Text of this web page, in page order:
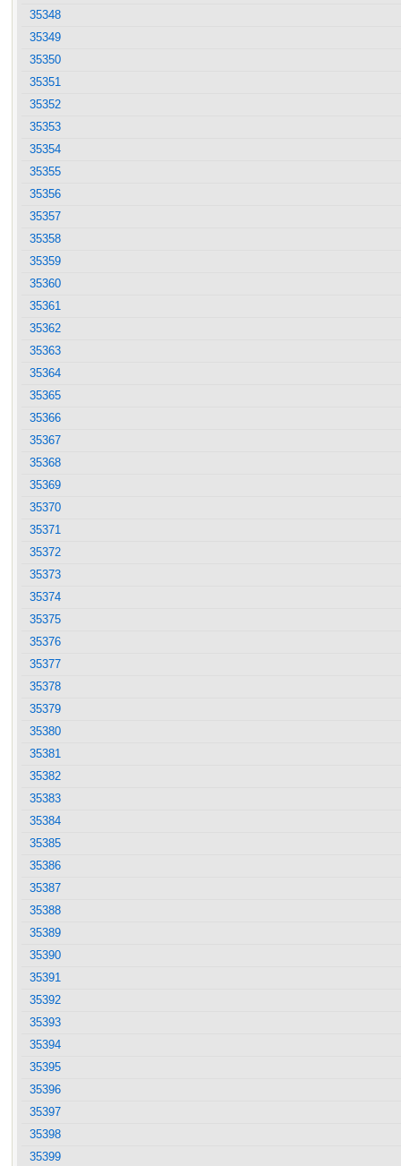
35348
35349
35350
35351
35352
35353
35354
35355
35356
35357
35358
35359
35360
35361
35362
35363
35364
35365
35366
35367
35368
35369
35370
35371
35372
35373
35374
35375
35376
35377
35378
35379
35380
35381
35382
35383
35384
35385
35386
35387
35388
35389
35390
35391
35392
35393
35394
35395
35396
35397
35398
35399